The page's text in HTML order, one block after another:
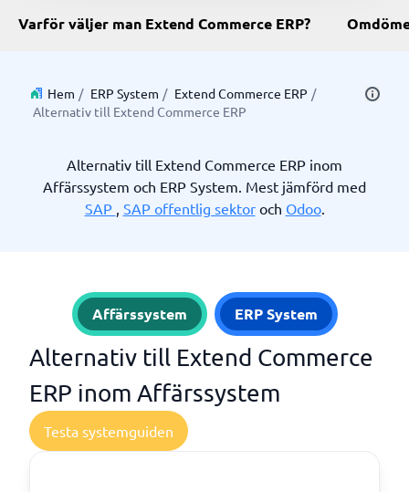
Varför väljer man Extend Commerce ERP?
Hem / ERP System / Extend Commerce ERP /
Alternativ till Extend Commerce ERP
Alternativ till Extend Commerce ERP inom
Affärssystem och ERP System. Mest jämförd med
SAP , SAP offentlig sektoroch Odoo.
Affärssystem ERP System
Alternativ till Extend Commerce
ERP inom Affärssystem
Testa systemguiden